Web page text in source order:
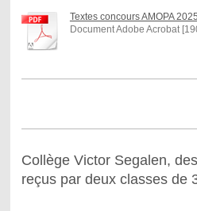
Textes concours AMOPA
Document Adobe Acrobat
Collège Victor Segalen,
reçus par deux classes de